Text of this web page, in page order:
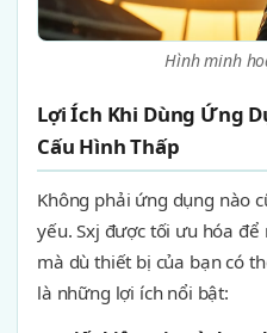
Hình minh
Lợi Ích Khi Dùng Ứng
Cấu Hình Thấp
Không phải ứng dụng nào
yếu. Sxj được tối ưu hóa
mà dù thiết bị của bạn có
là những lợi ích nổi bật: